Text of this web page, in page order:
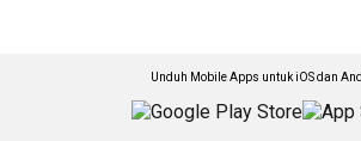
Unduh Mobile Apps untuk iOS dan